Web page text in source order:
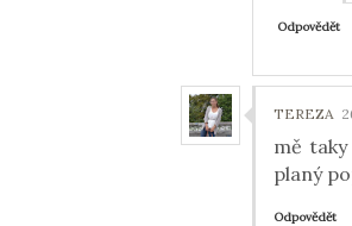
Odpovědět
TEREZA
mě
planý
Odpovědět